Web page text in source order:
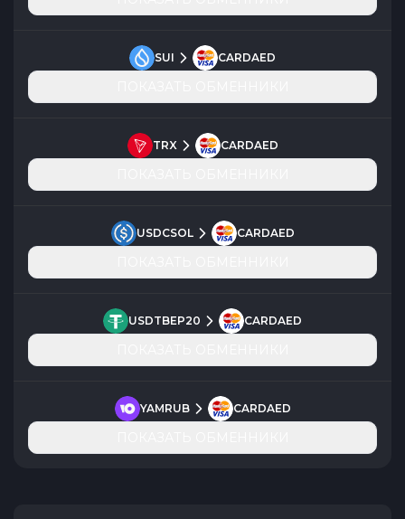
SUI CARDAED
TRX CARDAED
USDCSOL CARDAED
USDTBEP20 CARDAED
YAMRUB CARDAED